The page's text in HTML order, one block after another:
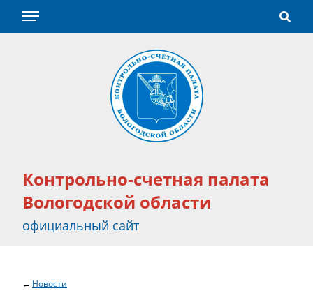
Контрольно-счетная палата
Вологодской области
официальный сайт
Новости